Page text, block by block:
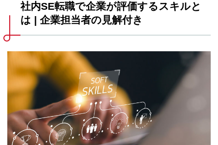
す。会社の中に入り込み、仕組みそのものに関わる。
今回は、情報システム部 部長の倉地さんに、東海光学
における社内SEの...
社内SE転職で企業が評価するスキルと
は | 企業担当者の見解付き